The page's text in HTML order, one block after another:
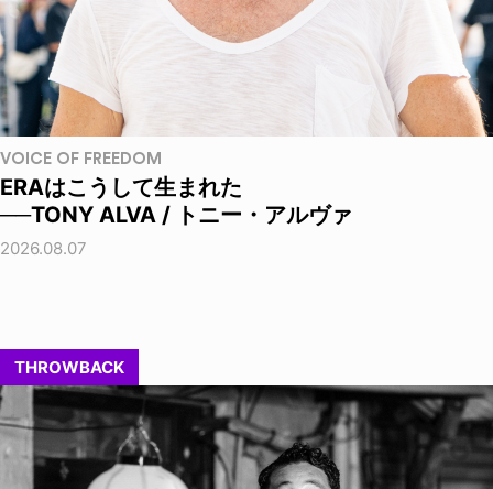
VOICE OF FREEDOM
ERAはこうして生まれた
──TONY ALVA / トニー・アルヴァ
2026.08.07
THROWBACK